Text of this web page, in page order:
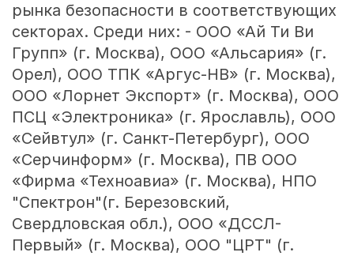
рынка безопасности в соответствующих
секторах. Среди них: - ООО «Ай Ти Ви
Групп» (г. Москва), ООО «Альсария» (г.
Орел), ООО ТПК «Аргус-НВ» (г. Москва),
ООО «Лорнет Экспорт» (г. Москва), ООО
ПСЦ «Электроника» (г. Ярославль), ООО
«Сейвтул» (г. Санкт-Петербург), ООО
«Серчинформ» (г. Москва), ПВ ООО
«Фирма «Техноавиа» (г. Москва), НПО
"Спектрон"(г. Березовский,
Свердловская обл.), ООО «ДССЛ-
Первый» (г. Москва), ООО "ЦРТ" (г.